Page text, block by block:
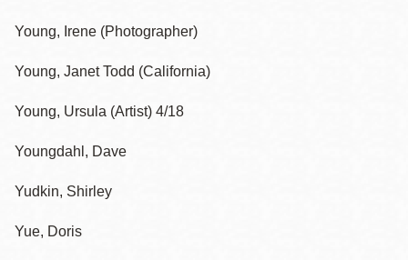
Young, Irene (Photographer)
Young, Janet Todd (California)
Young, Ursula (Artist) 4/18
Youngdahl, Dave
Yudkin, Shirley
Yue, Doris